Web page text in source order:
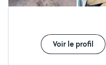
Voir le profil